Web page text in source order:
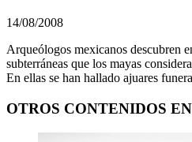
14/08/2008
Arqueólogos mexicanos descubren
subterráneas que los mayas
En ellas se han hallado ajuares
OTROS CONTENIDOS